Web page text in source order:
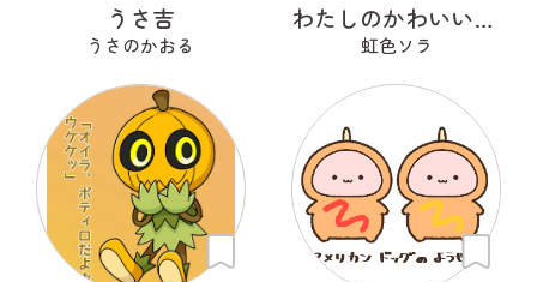
うさ吉
うさのかおる
わたしのかわいいせかい
虹色ソラ